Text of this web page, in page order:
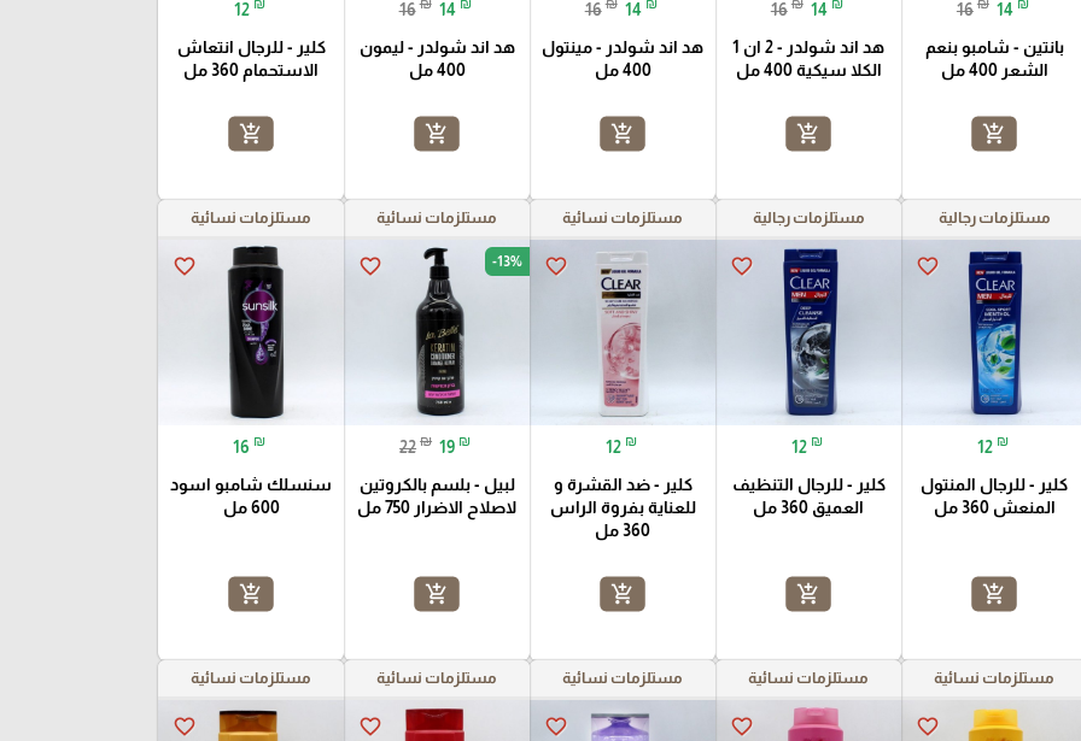
16 ₪ 14 ₪
بانتين - شامبو بنعم
الشعر 400 مل
add_shopping_cart
16 ₪ 14 ₪
هد اند شولدر - 2 ان 1
الكلا سيكية 400 مل
add_shopping_cart
16 ₪ 14 ₪
هد اند شولدر - مينتول
400 مل
add_shopping_cart
16 ₪ 14 ₪
هد اند شولدر - ليمون
400 مل
add_shopping_cart
12 ₪
كلير - للرجال انتعاش
الاستحمام 360 مل
add_shopping_cart
مستلزمات رجالية
favorite_border
12 ₪
كلير - للرجال المنتول
المنعش 360 مل
add_shopping_cart
مستلزمات رجالية
favorite_border
12 ₪
كلير - للرجال التنظيف
العميق 360 مل
add_shopping_cart
مستلزمات نسائية
favorite_border
12 ₪
كلير - ضد القشرة و
للعناية بفروة الراس
360 مل
add_shopping_cart
مستلزمات نسائية
favorite_border -13%
22 ₪ 19 ₪
لبيل - بلسم بالكروتين
لاصلاح الاضرار 750 مل
add_shopping_cart
مستلزمات نسائية
favorite_border
16 ₪
سنسلك شامبو اسود
600 مل
add_shopping_cart
مستلزمات نسائية
favorite_border
مستلزمات نسائية
favorite_border
مستلزمات نسائية
favorite_border
مستلزمات نسائية
favorite_border
مستلزمات نسائية
favorite_border